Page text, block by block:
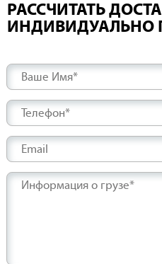
РАССЧИТАТЬ
ИНДИВИДУАЛЬНО
Ваше Имя*
Телефон*
Email
Информация о грузе*